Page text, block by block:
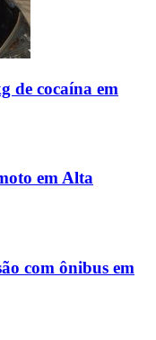
de cocaína em
em Alta
com ônibus em